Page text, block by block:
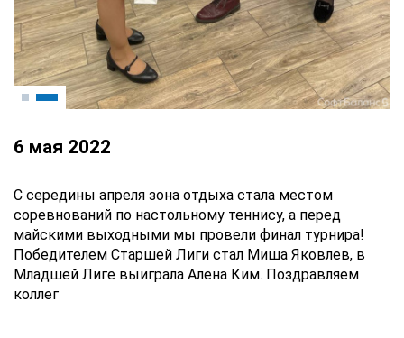
6 мая 2022
С середины апреля зона отдыха стала местом
соревнований по настольному теннису, а перед
майскими выходными мы провели финал турнира!
Победителем Старшей Лиги стал Миша Яковлев, в
Младшей Лиге выиграла Алена Ким. Поздравляем
коллег